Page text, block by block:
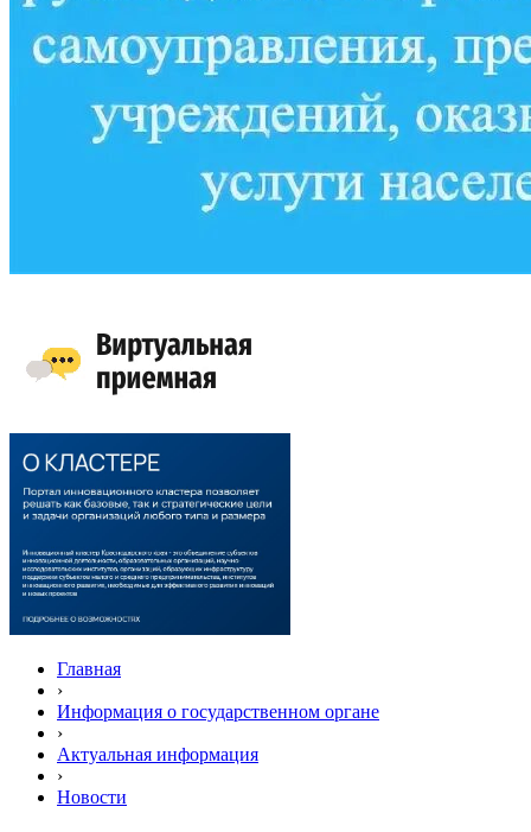
Главная
›
Информация о государственном органе
›
Актуальная информация
›
Новости